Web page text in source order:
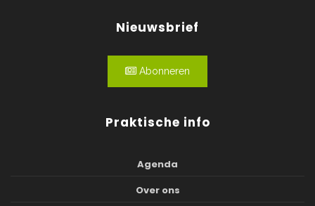
Nieuwsbrief
Abonneren
Praktische info
Agenda
Over ons